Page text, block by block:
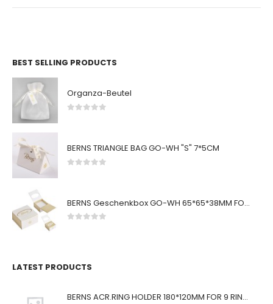
BEST SELLING PRODUCTS
Organza-Beutel
BERNS TRIANGLE BAG GO-WH "S" 7*5CM
BERNS Geschenkbox GO-WH 65*65*38MM FOR SMALL SETS
LATEST PRODUCTS
BERNS ACR.RING HOLDER 180*120MM FOR 9 RINGS